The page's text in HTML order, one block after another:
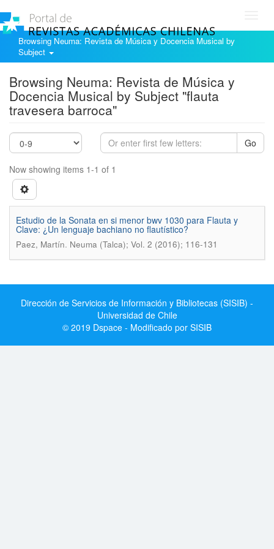
Browsing Neuma: Revista de Música y Docencia Musical by
Subject
Browsing Neuma: Revista de Música y
Docencia Musical by Subject "flauta
travesera barroca"
Go
Now showing items 1-1 of 1
Estudio de la Sonata en si menor bwv 1030 para Flauta y
Clave: ¿Un lenguaje bachiano no flautístico?
Paez, Martín. Neuma (Talca); Vol. 2 (2016); 116-131
Dirección de Servicios de Información y Bibliotecas (SISIB) -
Universidad de Chile
© 2019 Dspace - Modificado por SISIB